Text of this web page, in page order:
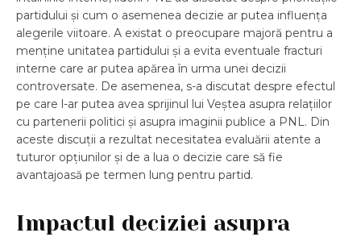
partidului și cum o asemenea decizie ar putea influența
alegerile viitoare. A existat o preocupare majoră pentru a
menține unitatea partidului și a evita eventuale fracturi
interne care ar putea apărea în urma unei decizii
controversate. De asemenea, s-a discutat despre efectul
pe care l-ar putea avea sprijinul lui Veștea asupra relațiilor
cu partenerii politici și asupra imaginii publice a PNL. Din
aceste discuții a rezultat necesitatea evaluării atente a
tuturor opțiunilor și de a lua o decizie care să fie
avantajoasă pe termen lung pentru partid.
Impactul deciziei asupra